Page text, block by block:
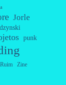
Jorle
punk
Zine